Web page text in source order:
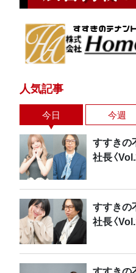
人気記事
今日 今週
すすきの
社長〈
すすきの
社長〈